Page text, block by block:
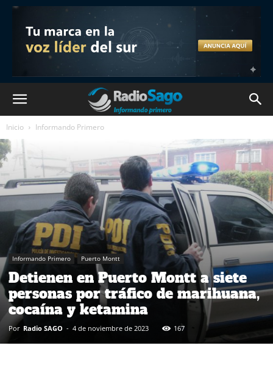
Inicio Informando Primero
Informando Primero Puerto Montt
Detienen en Puerto Montt a siete
personas por tráfico de marihuana,
cocaína y ketamina
Por Radio SAGO - 4 de noviembre de 2023 167